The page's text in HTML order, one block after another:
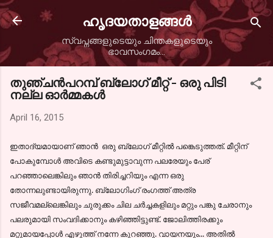
Skip to main content
ഹൃദയതാളങ്ങള്‍
സ്വപ്നങ്ങളുടെയും ചിന്തകളുടെയും
ഭാവസംഗമം...
തുഞ്ചന്‍പറമ്പ് ബ്ലോഗ്‌ മീറ്റ്‌ - ഒരു പിടി
നല്ല ഓര്‍മ്മകള്‍
April 16, 2015
ഇതാദ്യമായാണ് ഞാന്‍ ഒരു ബ്ലോഗ്‌ മീറ്റില്‍ പങ്കെടുത്തത്. മീറ്റിന്
പോകുമ്പോള്‍ അവിടെ കണ്ടുമുട്ടാവുന്ന പലരേയും പേര്
പറഞ്ഞാലെങ്കിലും ഞാന്‍ തിരിച്ചറിയും എന്ന ഒരു
തോന്നലുണ്ടായിരുന്നു. ബ്ലോഗിംഗ് രംഗത്ത് അത്ര
സജീവമല്ലെങ്കിലും ചുരുക്കം ചില ചര്‍ച്ചകളിലും മറ്റും പങ്കു ചേരാനും
പലരുമായി സംവദിക്കാനും കഴിഞ്ഞിട്ടുണ്ട്. ജോലിത്തിരക്കും
മറ്റുമായപ്പോള്‍ എഴുത്ത് നന്നേ കുറഞ്ഞു. വായനയും... അതില്‍